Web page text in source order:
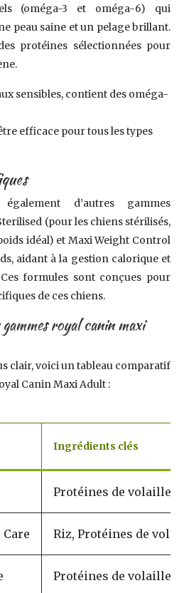
(oméga-3 et oméga-6) qui
peau saine et un pelage brillant.
protéines sélectionnées pour
sensibles, contient des oméga-
efficace pour tous les types
d’autres gammes
(pour les chiens stérilisés,
idéal) et Maxi Weight Control
aidant à la gestion calorique et
formules sont conçues pour
de ces chiens.
royal canin maxi
clair, voici un tableau comparatif
Canin Maxi Adult :
Ingrédients clés
Protéines de volaille
Riz, Protéines de
Protéines de volaille